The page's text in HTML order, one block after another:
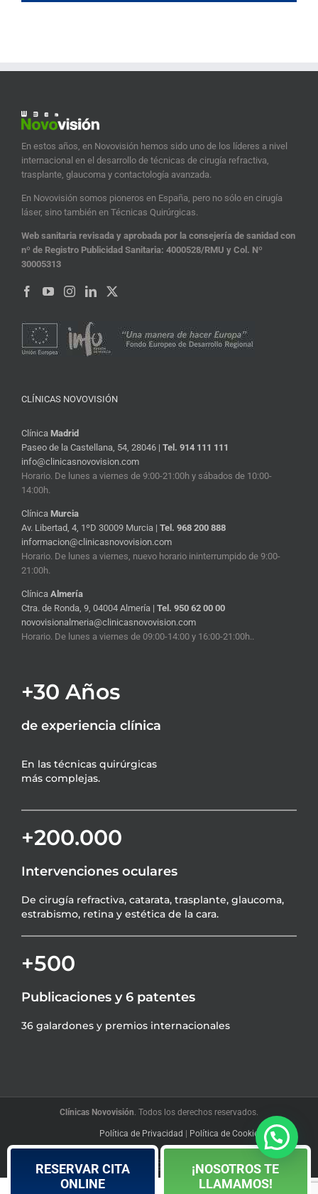
En estos años, en Novovisión hemos sido uno de los líderes a nivel
internacional en el desarrollo de técnicas de cirugía refractiva,
trasplante, glaucoma y contactología avanzada.
En Novovisión somos pioneros en España, pero no sólo en cirugía
láser, sino también en Técnicas Quirúrgicas.
Web sanitaria revisada y aprobada por la consejería de sanidad con
nº de Registro Publicidad Sanitaria: 4000528/RMU y Col. Nº
30005313
CLÍNICAS NOVOVISIÓN
Clínica Madrid
Paseo de la Castellana, 54, 28046 | Tel. 914 111 111
info@clinicasnovovision.com
Horario. De lunes a viernes de 9:00-21:00h y sábados de 10:00-
14:00h.
Clínica Murcia
Av. Libertad, 4, 1ºD 30009 Murcia | Tel. 968 200 888
informacion@clinicasnovovision.com
Horario. De lunes a viernes, nuevo horario ininterrumpido de 9:00-
21:00h.
Clínica Almería
Ctra. de Ronda, 9, 04004 Almería | Tel. 950 62 00 00
novovisionalmeria@clinicasnovovision.com
Horario. De lunes a viernes de 09:00-14:00 y 16:00-21:00h..
+30 Años
de experiencia clínica
En las técnicas quirúrgicas
más complejas.
+200.000
Intervenciones oculares
De cirugía refractiva, catarata, trasplante, glaucoma,
estrabismo, retina y estética de la cara.
+500
Publicaciones y 6 patentes
36 galardones y premios internacionales
Clínicas Novovisión . Todos los derechos reservados.
Política de Privacidad | Política de Cookies |Blog
RESERVAR CITA
ONLINE
¡NOSOTROS TE
LLAMAMOS!
FacebookYouTubeInstagramLinkedIn
X